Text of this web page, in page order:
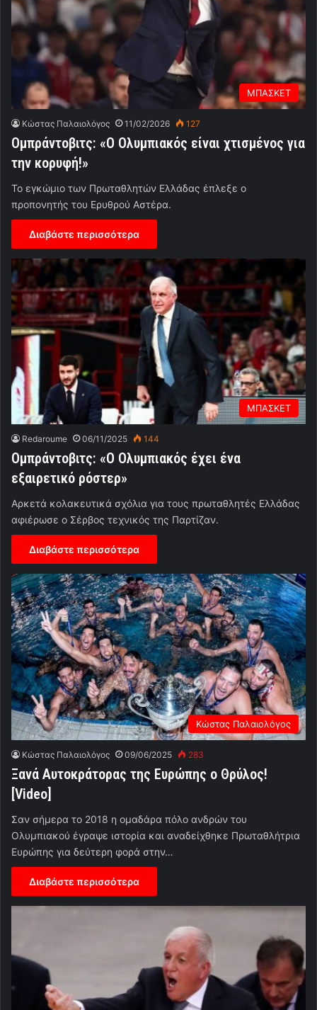
ΜΠΑΣΚΕΤ
Κώστας Παλαιολόγος 11/02/2026 127
Ομπράντοβιτς: «Ο Ολυμπιακός είναι χτισμένος για
την κορυφή!»
Το εγκώμιο των Πρωταθλητών Ελλάδας έπλεξε ο
προπονητής του Ερυθρού Αστέρα.
Διαβάστε περισσότερα
ΜΠΑΣΚΕΤ
Redaroume 06/11/2025 144
Ομπράντοβιτς: «Ο Ολυμπιακός έχει ένα
εξαιρετικό ρόστερ»
Αρκετά κολακευτικά σχόλια για τους πρωταθλητές Ελλάδας
αφιέρωσε ο Σέρβος τεχνικός της Παρτίζαν.
Διαβάστε περισσότερα
Κώστας Παλαιολόγος
Κώστας Παλαιολόγος 09/06/2025 283
Ξανά Αυτοκράτορας της Ευρώπης ο Θρύλος!
[Video]
Σαν σήμερα το 2018 η ομαδάρα πόλο ανδρών του
Ολυμπιακού έγραψε ιστορία και αναδείχθηκε Πρωταθλήτρια
Ευρώπης για δεύτερη φορά στην…
Διαβάστε περισσότερα